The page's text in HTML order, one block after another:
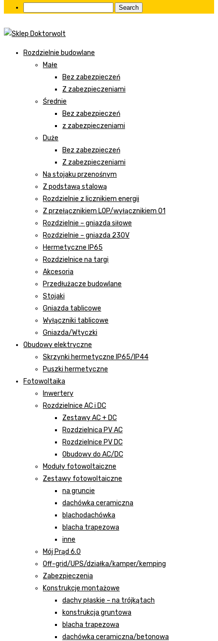
Rozdzielnie budowlane
Małe
Bez zabezpieczeń
Z zabezpieczeniami
Średnie
Bez zabezpieczeń
z zabezpieczeniami
Duże
Bez zabezpieczeń
Z zabezpieczeniami
Na stojaku przenośnym
Z podstawą stalową
Rozdzielnie z licznikiem energii
Z przełącznikiem LOP/wyłącznikiem 01
Rozdzielnie – gniazda siłowe
Rozdzielnie – gniazda 230V
Hermetyczne IP65
Rozdzielnice na targi
Akcesoria
Przedłużacze budowlane
Stojaki
Gniazda tablicowe
Wyłączniki tablicowe
Gniazda/Wtyczki
Obudowy elektryczne
Skrzynki hermetyczne IP65/IP44
Puszki hermetyczne
Fotowoltaika
Inwertery
Rozdzielnice AC i DC
Zestawy AC + DC
Rozdzielnica PV AC
Rozdzielnice PV DC
Obudowy do AC/DC
Moduły fotowoltaiczne
Zestawy fotowoltaiczne
na gruncie
dachówka ceramiczna
blachodachówka
blacha trapezowa
inne
Mój Prąd 6.0
Off-grid/UPS/działka/kamper/kemping
Zabezpieczenia
Konstrukcje montażowe
dachy płaskie – na trójkątach
konstrukcja gruntowa
blacha trapezowa
dachówka ceramiczna/betonowa